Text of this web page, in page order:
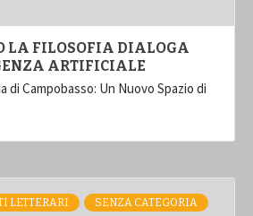
LA FILOSOFIA DIALOGA
ARTIFICIALE
di Campobasso: Un Nuovo Spazio di
LETTERARI SENZA CATEGORIA